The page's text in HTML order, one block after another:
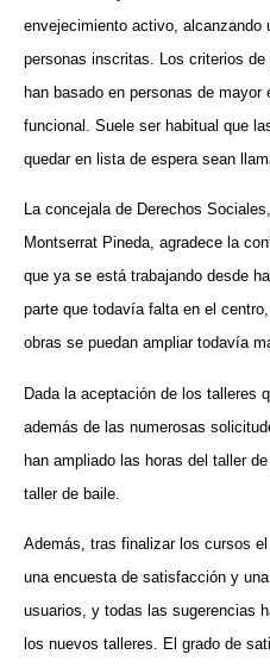
envejecimiento activo, alcanzando
personas inscritas. Los criterios
han basado en personas de
funcional. Suele ser habitual que
quedar en lista de espera sean
La concejala de Derechos
Montserrat Pineda, agradece la
que ya se está trabajando desde
parte que todavía falta en el
obras se puedan ampliar todavía
Dada la aceptación de los talleres
además de las numerosas
han ampliado las horas del taller
taller de baile.
Además, tras finalizar los cursos
una encuesta de satisfacción y
usuarios, y todas las sugerencias
los nuevos talleres. El grado de